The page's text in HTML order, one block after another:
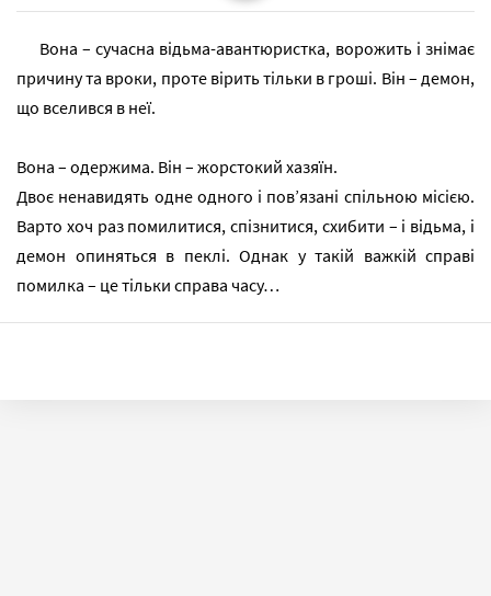
Вона – сучасна відьма-авантюристка, ворожить і знімає
причину та вроки, проте вірить тільки в гроші. Він – демон,
що вселився в неї.
Вона – одержима. Він – жорстокий хазяїн.
Двоє ненавидять одне одного і пов’язані спільною місією.
Варто хоч раз помилитися, спізнитися, схибити – і відьма, і
демон опиняться в пеклі. Однак у такій важкій справі
помилка – це тільки справа часу…